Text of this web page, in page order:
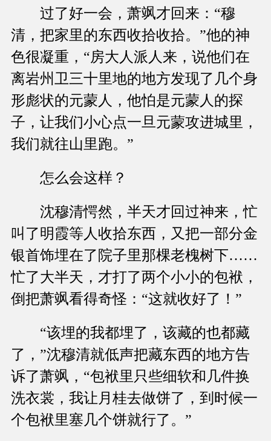
过了好一会，萧飒才回来：“穆
清，把家里的东西收拾收拾。”他的神
色很凝重，“房大人派人来，说他们在
离岩州卫三十里地的地方发现了几个身
形彪状的元蒙人，他怕是元蒙人的探
子，让我们小心点一旦元蒙攻进城里，
我们就往山里跑。”
怎么会这样？
沈穆清愕然，半天才回过神来，忙
叫了明霞等人收拾东西，又把一部分金
银首饰埋在了院子里那棵老槐树下……
忙了大半天，才打了两个小小的包袱，
倒把萧飒看得奇怪：“这就收好了！”
“该埋的我都埋了，该藏的也都藏
了，”沈穆清就低声把藏东西的地方告
诉了萧飒，“包袱里只些细软和几件换
洗衣裳，我让月桂去做饼了，到时候一
个包袱里塞几个饼就行了。”